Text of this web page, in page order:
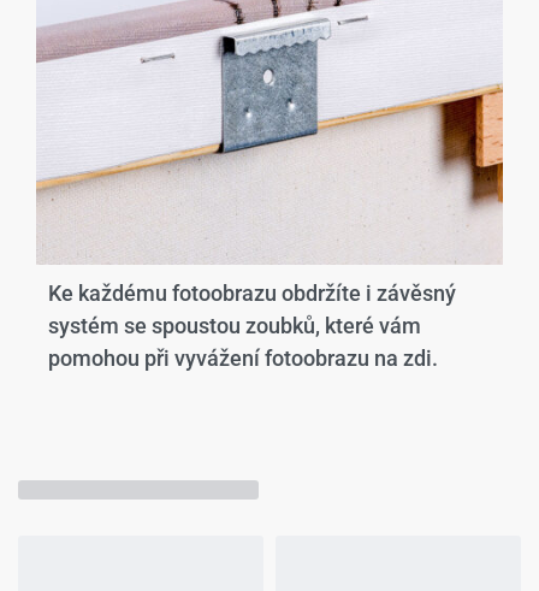
Ke každému fotoobrazu obdržíte i závěsný
systém se spoustou zoubků, které vám
pomohou při vyvážení fotoobrazu na zdi.